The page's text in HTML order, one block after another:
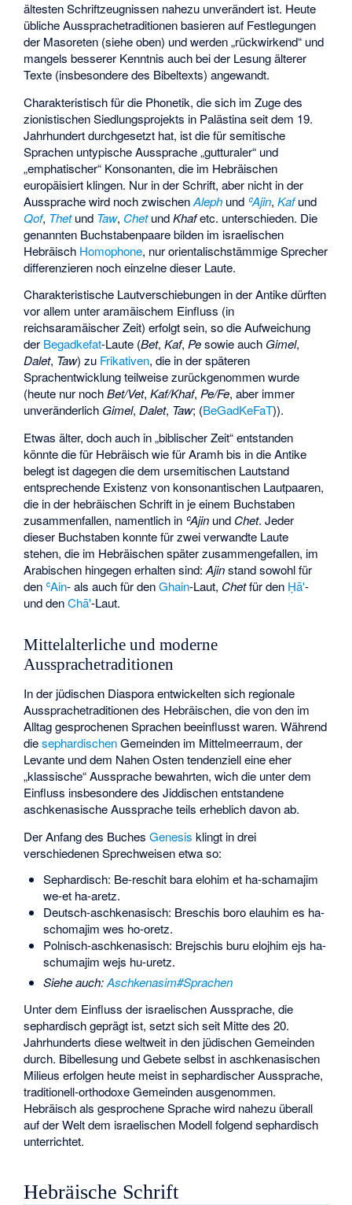
ältesten Schriftzeugnissen nahezu unverändert ist. Heute
übliche Aussprachetraditionen basieren auf Festlegungen
der Masoreten (siehe oben) und werden „rückwirkend“ und
mangels besserer Kenntnis auch bei der Lesung älterer
Texte (insbesondere des Bibeltexts) angewandt.
Charakteristisch für die Phonetik, die sich im Zuge des
zionistischen Siedlungsprojekts in Palästina seit dem 19.
Jahrhundert durchgesetzt hat, ist die für semitische
Sprachen untypische Aussprache „gutturaler“ und
„emphatischer“ Konsonanten, die im Hebräischen
europäisiert klingen. Nur in der Schrift, aber nicht in der
Aussprache wird noch zwischenAleph und ʿAjin,Kafund
Qof, Thetund Taw, ChetundKhafetc. unterschieden. Die
genannten Buchstabenpaare bilden im israelischen
Hebräisch Homophone, nur orientalischstämmige Sprecher
differenzieren noch einzelne dieser Laute.
Charakteristische Lautverschiebungen in der Antike dürften
vor allem unter aramäischem Einfluss (in
reichsaramäischer Zeit) erfolgt sein, so die Aufweichung
der Begadkefat-Laute (Bet,Kaf,Pesowie auch Gimel,
Dalet, Taw) zu Frikativen, die in der späteren
Sprachentwicklung teilweise zurückgenommen wurde
(heute nur nochBet/Vet,Kaf/Khaf,Pe/Fe, aber immer
unveränderlich Gimel,Dalet, Taw; (BeGadKeFaT)).
Etwas älter, doch auch in „biblischer Zeit“ entstanden
könnte die für Hebräisch wie für Aramh bis in die Antike
belegt ist dagegen die dem ursemitischen Lautstand
entsprechende Existenz von konsonantischen Lautpaaren,
die in der hebräischen Schrift in je einem Buchstaben
zusammenfallen, namentlich in ʿAjin und Chet. Jeder
dieser Buchstaben konnte für zwei verwandte Laute
stehen, die im Hebräischen später zusammengefallen, im
Arabischen hingegen erhalten sind:Ajinstand sowohl für
den ʿAin- als auch für denGhain-Laut, Chetfür den Ḥā'-
und denChā'-Laut.
Mittelalterliche und moderne
Aussprachetraditionen
In der jüdischen Diaspora entwickelten sich regionale
Aussprachetraditionen des Hebräischen, die von den im
Alltag gesprochenen Sprachen beeinflusst waren. Während
diesephardischenGemeinden im Mittelmeerraum, der
Levante und dem Nahen Osten tendenziell eine eher
„klassische“ Aussprache bewahrten, wich die unter dem
Einfluss insbesondere des Jiddischen entstandene
aschkenasische Aussprache teils erheblich davon ab.
Der Anfang des BuchesGenesis klingt in drei
verschiedenen Sprechweisen etwa so:
Sephardisch: Be-reschit bara elohim et ha-schamajim
we-et ha-aretz.
Deutsch-aschkenasisch: Breschis boro elauhim es ha-
schomajim wes ho-oretz.
Polnisch-aschkenasisch: Brejschis buru elojhim ejs ha-
schumajim wejs hu-uretz.
Siehe auch:Aschkenasim#Sprachen
Unter dem Einfluss der israelischen Aussprache, die
sephardisch geprägt ist, setzt sich seit Mitte des 20.
Jahrhunderts diese weltweit in den jüdischen Gemeinden
durch. Bibellesung und Gebete selbst in aschkenasischen
Milieus erfolgen heute meist in sephardischer Aussprache,
traditionell-orthodoxe Gemeinden ausgenommen.
Hebräisch als gesprochene Sprache wird nahezu überall
auf der Welt dem israelischen Modell folgend sephardisch
unterrichtet.
Hebräische Schrift